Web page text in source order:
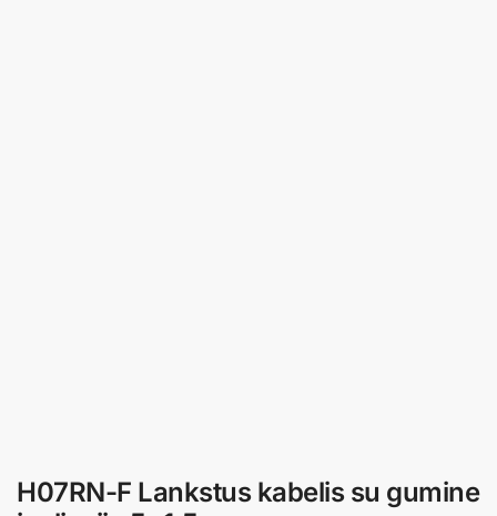
H07RN-F Lankstus kabelis su gumine